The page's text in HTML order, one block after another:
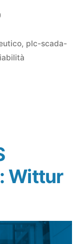
, plc-scada-
Wittur